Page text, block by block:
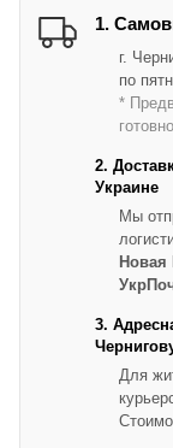
1.
г.
по
*
2.
Украине
Мы
Новая
3.
Для